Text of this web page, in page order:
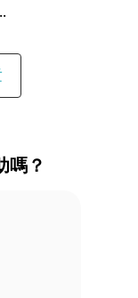
嗎？